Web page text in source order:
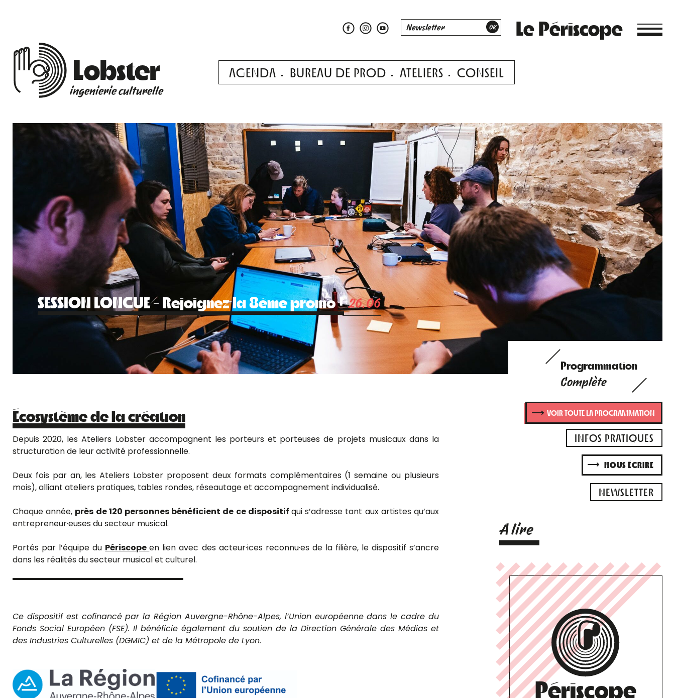
Le Périscope
Lobster
ingenierie culturelle
AGENDA BUREAU DE PROD ATELIERS CONSEIL
promo ! 26.06 SESSION LONGUE - Présentation du
Programmation
Complète
Écosystème de la création
Depuis 2020, les Ateliers Lobster accompagnent les porteurs et porteuses de projets musicaux dans la
structuration de leur activité professionnelle.
Deux fois par an, les Ateliers Lobster proposent deux formats complémentaires (1 semaine ou plusieurs
mois), alliant ateliers pratiques, tables rondes, réseautage et accompagnement individualisé.
Chaque année, près de 120 personnes bénéficient de ce dispositifqui s’adresse tant aux artistes qu’aux
entrepreneur·euses du secteur musical.
Portés par l’équipe du Périscope en lien avec des acteur·ices reconnu·es de la filière, le dispositif s’ancre
dans les réalités du secteur musical et culturel.
Ce dispositif est cofinancé par la Région Auvergne-Rhône-Alpes, l’Union européenne dans le cadre du
Fonds Social Européen (FSE). Il bénéficie également du soutien de la Direction Générale des Médias et
des Industries Culturelles (DGMIC) et de la Métropole de Lyon.
VOIR TOUTE LA PROGRAMMATION
INFOS PRATIQUES
NOUS ÉCRIRE
NEWSLETTER
A lire
Périscope